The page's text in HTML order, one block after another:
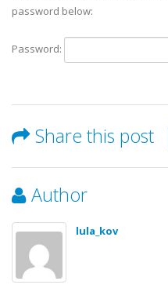
password below:
Password:
Share this post
Author
lula_kov